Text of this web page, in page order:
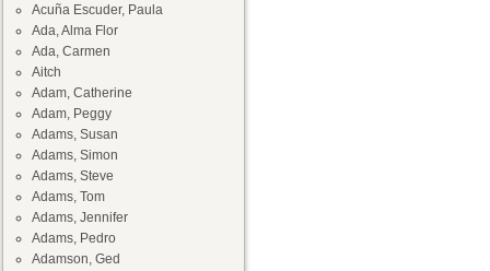
Acuña Escuder, Paula
Ada, Alma Flor
Ada, Carmen
Aitch
Adam, Catherine
Adam, Peggy
Adams, Susan
Adams, Simon
Adams, Steve
Adams, Tom
Adams, Jennifer
Adams, Pedro
Adamson, Ged